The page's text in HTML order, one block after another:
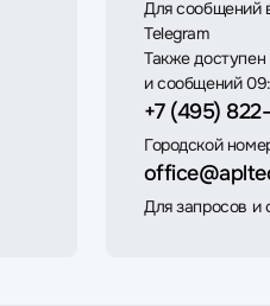
Для сообщений
Telegram
Также
и сообщений
+7 (495)
Городской
Для запросов и